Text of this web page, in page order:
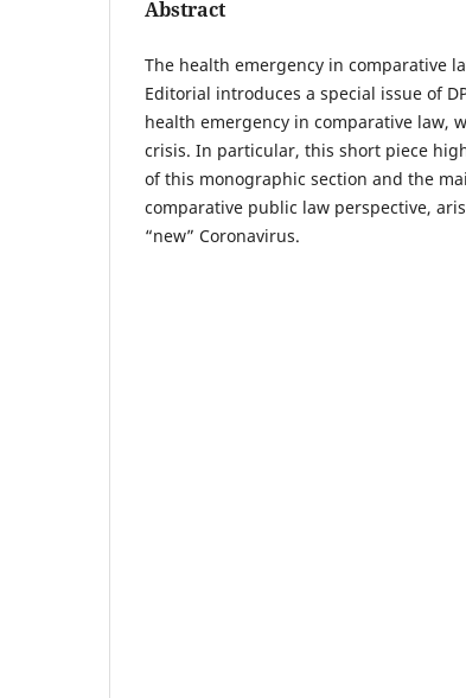
Abstract
The health emergency in comparative
Editorial introduces a special issue of
health emergency in comparative law,
crisis. In particular, this short piece
of this monographic section and the
comparative public law perspective,
“new” Coronavirus.